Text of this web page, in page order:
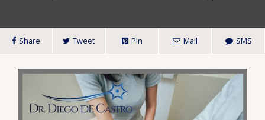
Share Tweet Pin Mail SMS